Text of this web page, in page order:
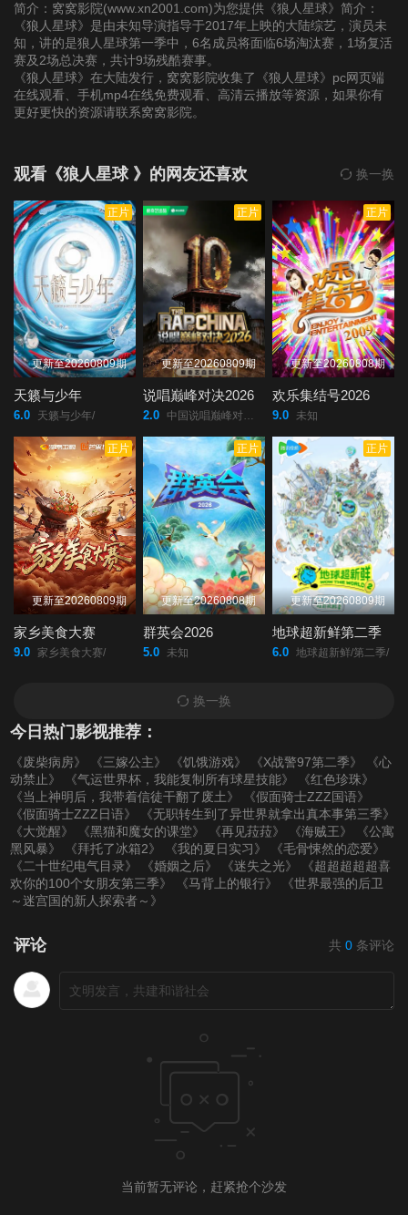
简介：窝窝影院(www.xn2001.com)为您提供《狼人星球》简介：
《狼人星球》是由未知导演指导于2017年上映的大陆综艺，演员未
知，讲的是狼人星球第一季中，6名成员将面临6场淘汰赛，1场复活
赛及2场总决赛，共计9场残酷赛事。
《狼人星球》在大陆发行，窝窝影院收集了《狼人星球》pc网页端
在线观看、手机mp4在线免费观看、高清云播放等资源，如果你有
更好更快的资源请联系窝窝影院。
观看《狼人星球 》的网友还喜欢 换一换
正片
更新至20260809期
天籁与少年
6.0 天籁与少年/
正片
更新至20260809期
说唱巅峰对决2026
2.0 中国说唱巅峰对决2026/
正片
更新至20260808期
欢乐集结号2026
9.0 未知
正片
更新至20260809期
家乡美食大赛
9.0 家乡美食大赛/
正片
更新至20260808期
群英会2026
5.0 未知
正片
更新至20260809期
地球超新鲜第二季
6.0 地球超新鲜/第二季/
换一换
今日热门影视推荐：
《废柴病房》 《三嫁公主》 《饥饿游戏》 《X战警97第二季》
《心
动禁止》
《气运世界杯，我能复制所有球星技能》
《红色珍珠》
《当上神明后，我带着信徒干翻了废土》
《假面骑士ZZZ国语》
《假面骑士ZZZ日语》
《无职转生到了异世界就拿出真本事第三季》
《大觉醒》
《黑猫和魔女的课堂》 《再见菈菈》 《海贼王》
《公寓
黑风暴》
《拜托了冰箱2》 《我的夏日实习》
《毛骨悚然的恋爱》
《二十世纪电气目录》
《婚姻之后》 《迷失之光》
《超超超超超喜
欢你的100个女朋友第三季》
《马背上的银行》
《世界最强的后卫
～迷宫国的新人探索者～》
评论 共 0 条评论
当前暂无评论，赶紧抢个沙发